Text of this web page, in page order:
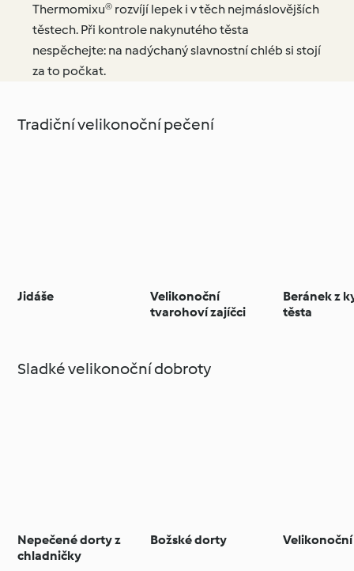
Thermomixu® rozvíjí lepek i v těch nejmáslovějších
těstech. Při kontrole nakynutého těsta
nespěchejte: na nadýchaný slavnostní chléb si stojí
za to počkat.
Tradiční velikonoční pečení
Jidáše
Velikonoční
tvarohoví zajíčci
Beránek z
těsta
Sladké velikonoční dobroty
Nepečené dorty z
chladničky
Božské dorty